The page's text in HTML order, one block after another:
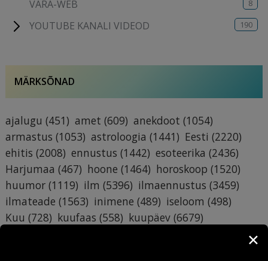
VARA-WEB 8
YOUTUBE KANALI VIDEOD 190
MÄRKSÕNAD
ajalugu (451) amet (609) anekdoot (1054)
armastus (1053) astroloogia (1441) Eesti (2220)
ehitis (2008) ennustus (1442) esoteerika (2436)
Harjumaa (467) hoone (1464) horoskoop (1520)
huumor (1119) ilm (5396) ilmaennustus (3459)
ilmateade (1563) inimene (489) iseloom (498)
Kuu (728) kuufaas (558) kuupäev (6679)
✕